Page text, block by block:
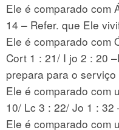
Ele é comparado com
14 – Refer. que Ele
Ele é comparado com
Cort 1 : 21/ I jo 2 : 20
prepara para o
Ele é comparado com
10/ Lc 3 : 22/ Jo 1 : 32
Ele é comparado com